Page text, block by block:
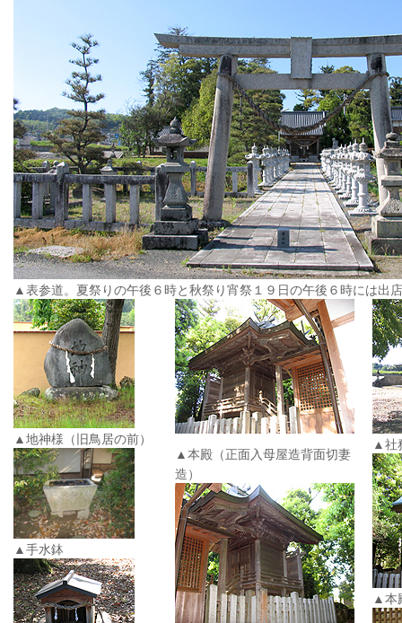
▲表参道。夏祭りの午後６時と秋祭り宵祭１９日の午後６時には出
▲地神様（旧鳥居の前）
▲手水鉢
▲本殿（正面入母屋造背面切妻
造）
▲社
▲本